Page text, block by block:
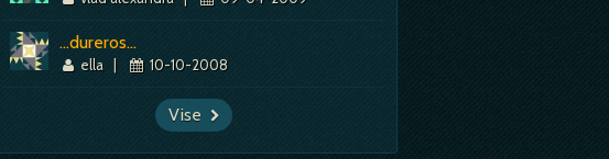
...dureros...
ella | 10-10-2008
Vise